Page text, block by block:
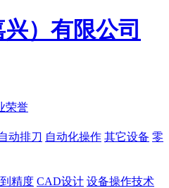
荣誉
动排刀 自动化操作 其它设备 零
精度 CAD设计 设备操作技术